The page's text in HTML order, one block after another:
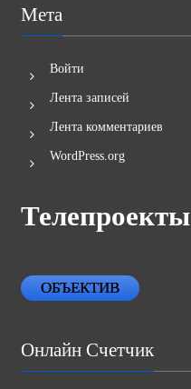
Мета
Телепроекты
Онлайн Счетчик